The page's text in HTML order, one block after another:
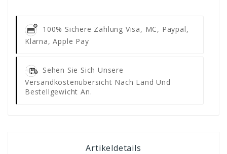
100% Sichere Zahlung Visa, MC, Paypal,
Klarna, Apple Pay
Sehen Sie Sich Unsere
Versandkostenübersicht Nach Land Und
Bestellgewicht An.
Artikeldetails